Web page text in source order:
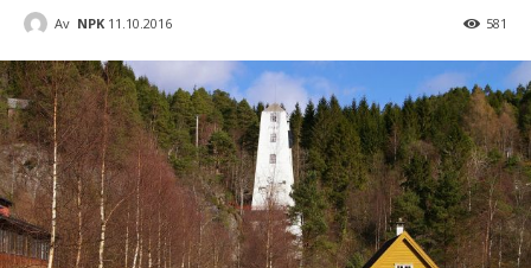
Av NPK 11.10.2016 581